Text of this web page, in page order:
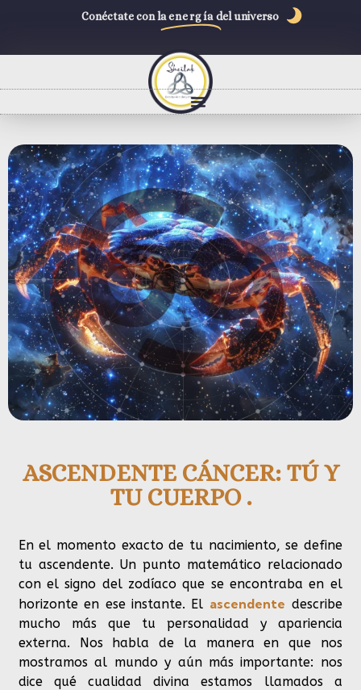
Conéctate con la energía del universo
ASCENDENTE CÁNCER: TÚ Y
TU CUERPO .
En el momento exacto de tu nacimiento, se define
tu ascendente. Un punto matemático relacionado
con el signo del zodíaco que se encontraba en el
horizonte en ese instante. El ascendente describe
mucho más que tu personalidad y apariencia
externa. Nos habla de la manera en que nos
mostramos al mundo y aún más importante: nos
dice qué cualidad divina estamos llamados a